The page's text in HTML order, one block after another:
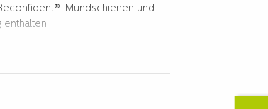
Mundschienen und
enthalten.